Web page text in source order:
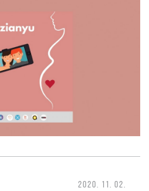
2020. 11. 02.